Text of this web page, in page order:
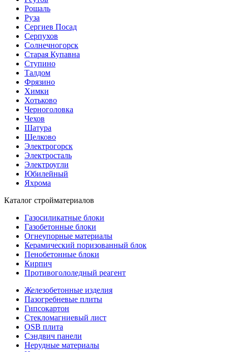
Рошаль
Руза
Сергиев Посад
Серпухов
Солнечногорск
Старая Купавна
Ступино
Талдом
Фрязино
Химки
Хотьково
Черноголовка
Чехов
Шатура
Щелково
Электрогорск
Электросталь
Электроугли
Юбилейный
Яхрома
Каталог стройматериалов
Газосиликатные блоки
Газобетонные блоки
Огнеупорные материалы
Керамический поризованный блок
Пенобетонные блоки
Кирпич
Противогололедный реагент
Железобетонные изделия
Пазогребневые плиты
Гипсокартон
Стекломагниевый лист
OSB плита
Сэндвич панели
Нерудные материалы